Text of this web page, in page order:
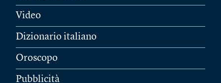
Video
Dizionario italiano
Oroscopo
Pubblicità